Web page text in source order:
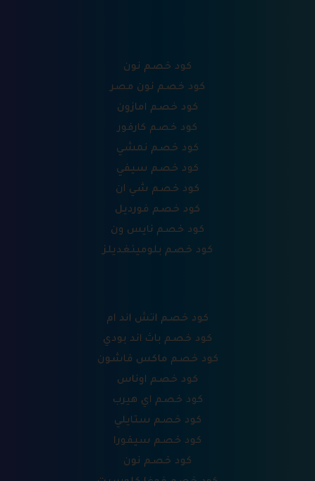
كود خصم نون
كود خصم نون مصر
كود خصم امازون
كود خصم كارفور
كود خصم نمشي
كود خصم سيفي
كود خصم شي ان
كود خصم فورديل
كود خصم نايس ون
كود خصم بلومينغديلز
كود خصم اتش اند ام
كود خصم باث اند بودي
كود خصم ماكس فاشون
كود خصم اوناس
كود خصم اي هيرب
كود خصم ستايلي
كود خصم سيفورا
كود خصم نون